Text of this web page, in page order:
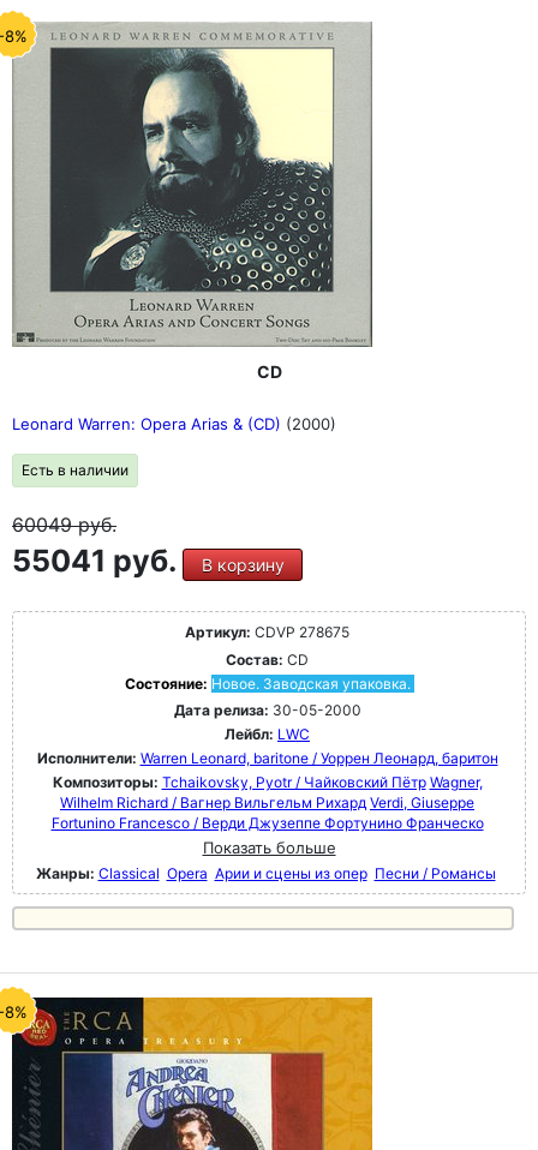
8%
CD
Leonard Warren: Opera Arias & (CD) (2000)
Есть в наличии
60049руб.
55041 руб. В корзину
Артикул: CDVP 278675
Состав: CD
Состояние: Новое. Заводская упаковка.
Дата релиза: 30-05-2000
Лейбл: LWC
Исполнители: Warren Leonard, baritone / Уоррен Леонард, баритон
Композиторы: Tchaikovsky, Pyotr / Чайковский Пётр Wagner,
Wilhelm Richard / Вагнер Вильгельм Рихард Verdi, Giuseppe
Fortunino Francesco / Верди Джузеппе Фортунино Франческо
Показать больше
Жанры: Classical Opera Арии и сцены из опер Песни / Романсы
8%